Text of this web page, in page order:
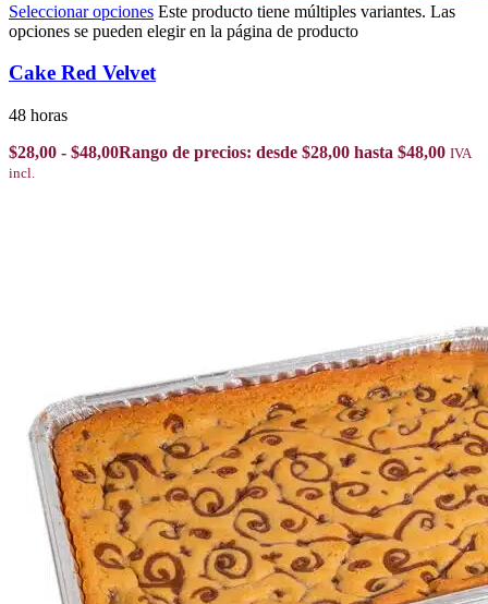
Seleccionar opciones Este producto tiene múltiples variantes. Las
opciones se pueden elegir en la página de producto
Cake Red Velvet
48 horas
$28,00 - $48,00Rango de precios: desde $28,00 hasta $48,00 IVA
incl.